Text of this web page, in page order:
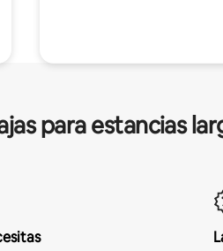
para estancias